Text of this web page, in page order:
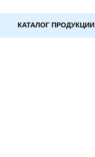
КАТАЛОГ ПРОДУКЦИИ